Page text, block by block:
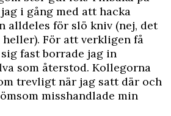
i gång med att hacka
alldeles för slö kniv (nej, det
För att verkligen få
fast borrade jag in
som återstod. Kollegorna
trevligt när jag satt där och
misshandlade min